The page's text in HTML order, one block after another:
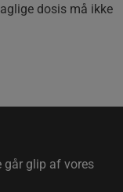
dosis må ikke
går glip af vores